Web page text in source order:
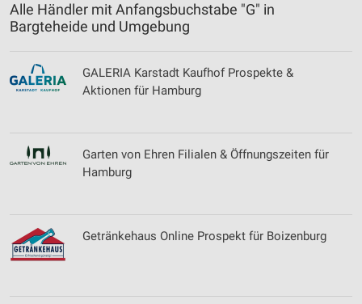
Alle Händler mit Anfangsbuchstabe "G" in
Bargteheide und Umgebung
GALERIA Karstadt Kaufhof Prospekte &
Aktionen für Hamburg
Garten von Ehren Filialen & Öffnungszeiten für
Hamburg
Getränkehaus Online Prospekt für Boizenburg